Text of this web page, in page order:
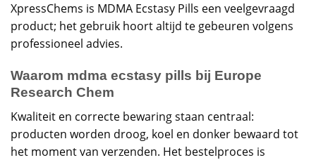
XpressChems is MDMA Ecstasy Pills een veelgevraagd
product; het gebruik hoort altijd te gebeuren volgens
professioneel advies.
Waarom mdma ecstasy pills bij Europe
Research Chem
Kwaliteit en correcte bewaring staan centraal:
producten worden droog, koel en donker bewaard tot
het moment van verzenden. Het bestelproces is